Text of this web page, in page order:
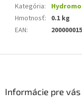
Kategória:
Hmotnosť: 0.1 kg
EAN:
Informácie pre vás